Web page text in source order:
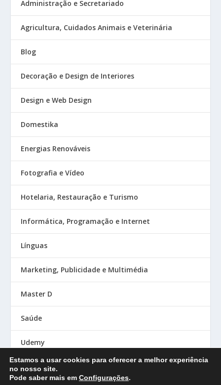
Administração e Secretariado
Agricultura, Cuidados Animais e Veterinária
Blog
Decoração e Design de Interiores
Design e Web Design
Domestika
Energias Renováveis
Fotografia e Vídeo
Hotelaria, Restauração e Turismo
Informática, Programação e Internet
Línguas
Marketing, Publicidade e Multimédia
Master D
Saúde
Udemy
Estamos a usar cookies para oferecer a melhor experiência
no nosso site.
Pode saber mais em Configurações.